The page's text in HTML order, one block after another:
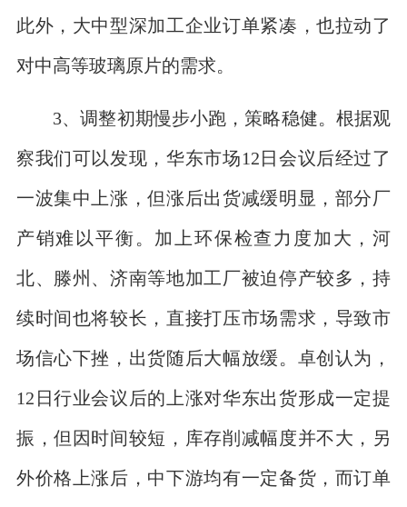
此外，大中型深加工企业订单紧凑，也拉动了
对中高等玻璃原片的需求。
3、调整初期慢步小跑，策略稳健。根据观
察我们可以发现，华东市场12日会议后经过了
一波集中上涨，但涨后出货减缓明显，部分厂
产销难以平衡。加上环保检查力度加大，河
北、滕州、济南等地加工厂被迫停产较多，持
续时间也将较长，直接打压市场需求，导致市
场信心下挫，出货随后大幅放缓。卓创认为，
12日行业会议后的上涨对华东出货形成一定提
振，但因时间较短，库存削减幅度并不大，另
外价格上涨后，中下游均有一定备货，而订单